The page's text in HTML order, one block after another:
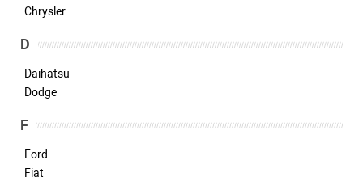
Chrysler
D
Daihatsu
Dodge
F
Ford
Fiat